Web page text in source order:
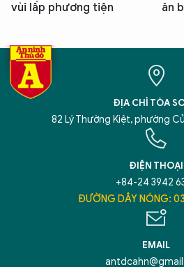
vùi lấp phương tiện
ăn
ĐỊA CHỈ TÒA
82 Lý Thường Kiệt, phường
ĐIỆN THOẠI
+84-24 3942
ĐƯỜNG DÂY NÓNG:
EMAIL